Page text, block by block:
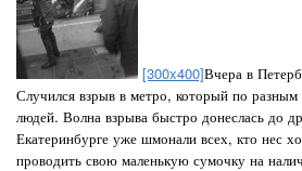
[300x400]Вчера в
Случился взрыв в метро, который по
людей. Волна взрыва быстро донеслась до
Екатеринбурге уже шмонали всех, кто нес
проводить свою маленькую сумочку на